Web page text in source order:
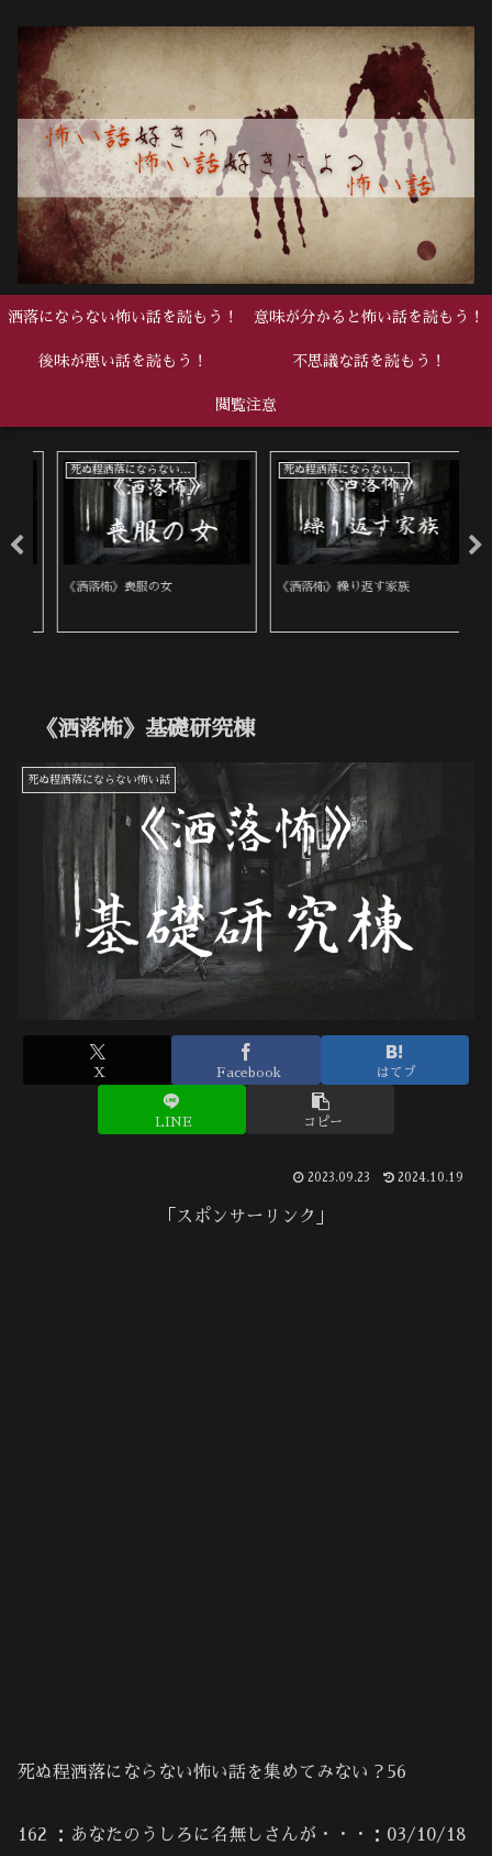
洒落にならない怖い話を読もう！ 意味が分かると怖い話を読もう！
後味が悪い話を読もう！ 不思議な話を読もう！
閲覧注意
死ぬ程洒落にならない怖い話
《洒落怖》喪服の女
死ぬ程洒落にならない怖い話
《洒落怖》繰り返す家族
《洒落怖》基礎研究棟
死ぬ程洒落にならない怖い話
X Facebook はてブ
LINE コピー
2023.09.23 2024.10.19
「スポンサーリンク」
死ぬ程洒落にならない怖い話を集めてみない？56
162 ：あなたのうしろに名無しさんが・・・：03/10/18